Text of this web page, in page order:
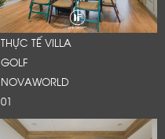
THỰC TẾ VILLA
GOLF
NOVAWORLD
01